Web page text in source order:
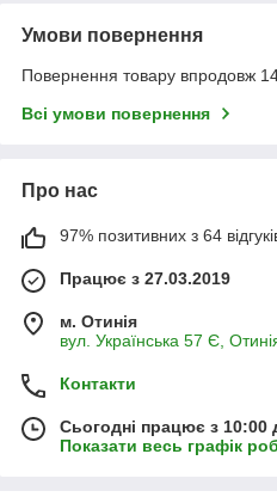
Умови повернення
Повернення товару впродовж
Всі умови повернення
Про нас
97% позитивних з 64
Працює з 27.03.2019
м. Отинія
вул. Українська 57 Є,
Контакти
Сьогодні працює з 10:00
Показати весь графік